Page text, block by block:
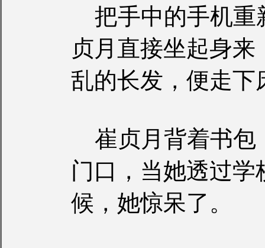
把手中的手机重
贞月直接坐起身
乱的长发，便走下
崔贞月背着书包
门口，当她透过
候，她惊呆了。